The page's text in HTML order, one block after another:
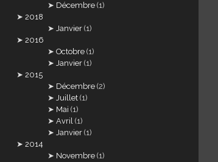
Décembre (1)
2018
Janvier (1)
2016
Octobre (1)
Janvier (1)
2015
Décembre (2)
Juillet (1)
Mai (1)
Avril (1)
Janvier (1)
2014
Novembre (1)